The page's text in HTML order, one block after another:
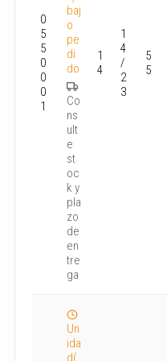
0
5
5
0
0
0
1
baj
o
pe
di
do
Co
ns
ult
e
st
oc
k y
pla
zo
de
en
tre
ga
1
4
1
4
/
2
3
5
5
Un
ida
d(